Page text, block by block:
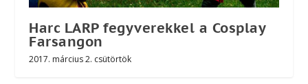
Harc LARP fegyverekkel a Cosplay
Farsangon
2017. március 2. csütörtök